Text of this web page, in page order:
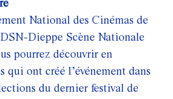
National des Cinémas de
Dieppe Scène Nationale
pourrez découvrir en
qui ont créé l’événement dans
du dernier festival de